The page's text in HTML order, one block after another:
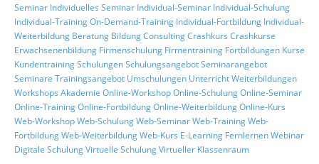
Seminar Individuelles Seminar Individual-Seminar Individual-Schulung
Individual-TrainingOn-Demand-Training Individual-Fortbildung Individual-
Weiterbildung Beratung BildungConsultingCrashkurs Crashkurse
Erwachsenenbildung Firmenschulung Firmentraining Fortbildungen Kurse
KundentrainingSchulungenSchulungsangebotSeminarangebot
Seminare Trainingsangebot Umschulungen UnterrichtWeiterbildungen
Workshops Akademie Online-WorkshopOnline-SchulungOnline-Seminar
Online-TrainingOnline-FortbildungOnline-WeiterbildungOnline-Kurs
Web-WorkshopWeb-SchulungWeb-SeminarWeb-TrainingWeb-
FortbildungWeb-WeiterbildungWeb-Kurs E-Learning FernlernenWebinar
Digitale SchulungVirtuelle SchulungVirtueller Klassenraum